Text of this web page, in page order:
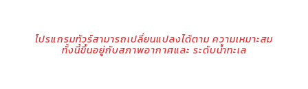
โปรแกรมทัวร์สามารถเปลี่ยนแปลงได้ตาม ความเหมาะสม
ทั้งนี้ขึ้นอยู่กับสภาพอากาศและ ระดับน้ำทะเล